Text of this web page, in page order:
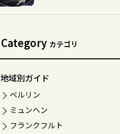
Category カテゴリ
地域別ガイド
ベルリン
ミュンヘン
フランクフルト